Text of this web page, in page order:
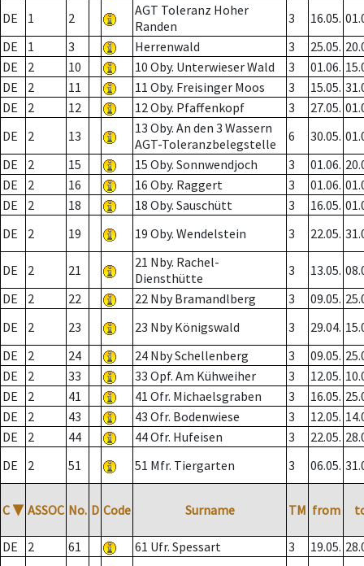
DE
1 2
AGT Toleranz Hoher
Randen
3 16.05.
DE
1 3 Herrenwald 3 25.05.
DE
2 10 10 Oby. Unterwieser Wald 3 01.06.
DE
2 11 11 Oby. Freisinger Moos 3 15.05.
DE
2 12 12 Oby. Pfaffenkopf 3 27.05.
DE
2 13
13 Oby. An den 3 Wassern
AGT-Toleranzbelegstelle
6 30.05.
DE
2 15 15 Oby. Sonnwendjoch 3 01.06.
DE
2 16 16 Oby. Raggert 3 01.06.
DE
2 18 18 Oby. Sauschütt 3 16.05.
DE
2 19 19 Oby. Wendelstein 3 22.05.
DE 2 21
21 Nby. Rachel-
Diensthütte
3 13.05.
DE
2 22 22 Nby Bramandlberg 3 09.05.
DE
2 23 23 Nby Königswald 3 29.04.
DE
2 24 24 Nby Schellenberg 3 09.05.
DE
2 33 33 Opf. Am Kühweiher 3 12.05.
DE
2 41 41 Ofr. Michaelsgraben 3 16.05.
DE
2 43 43 Ofr. Bodenwiese 3 12.05.
DE
2 44 44 Ofr. Hufeisen 3 22.05.
DE
2 51 51 Mfr. Tiergarten 3 06.05.
C ▼ ASSOC No. D Code Surname TM from
DE 2 61 61 Ufr. Spessart 3 19.05.